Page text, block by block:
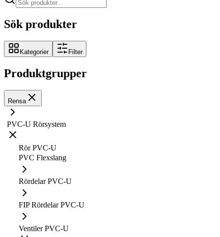
Sök produkter
Kategorier Filter
Produktgrupper
Rensa
PVC-U Rörsystem
Rör PVC-U
PVC Flexslang
Rördelar PVC-U
FIP Rördelar PVC-U
Ventiler PVC-U